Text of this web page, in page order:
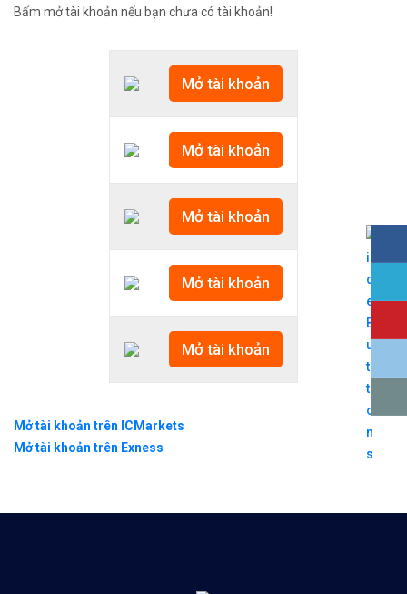
Bấm mở tài khoản nếu bạn chưa có tài khoản!
Mở tài khoản
Mở tài khoản
Mở tài khoản
Mở tài khoản
Mở tài khoản
Mở tài khoản trên ICMarkets
Mở tài khoản trên Exness